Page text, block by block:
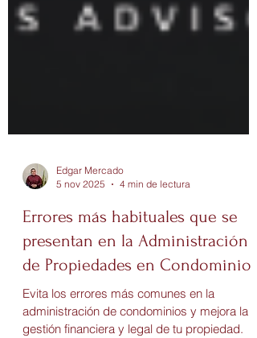
Edgar Mercado
4 min de lectura
Errores más habituales que se
presentan en la Administración
de Propiedades en Condominio